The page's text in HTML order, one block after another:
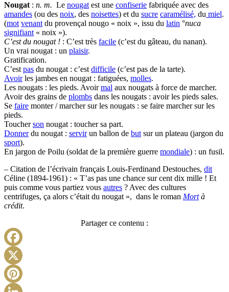
Nougat : n. m. Le nougat est une confiserie fabriquée avec des
amandes (ou des noix, des noisettes) et du sucre caramélisé, du miel.
(mot venant du provençal nougo « noix », issu du latin °nuca
signifiant « noix »).
C’est du nougat ! : C’est très facile (c’est du gâteau, du nanan).
Un vrai nougat : un plaisir.
Gratification.
C’est pas du nougat : c’est difficile (c’est pas de la tarte).
Avoirles jambes en nougat : fatiguées, molles.
Les nougats : les pieds. Avoirmal aux nougats à force de marcher.
Avoir des grains de plombs dans les nougats : avoir les pieds sales.
Se faire monter / marcher sur les nougats : se faire marcher sur les
pieds.
Toucherson nougat : toucher sa part.
Donnerdu nougat : servirun ballon de but sur un plateau (jargon du
sport).
En jargon de Poilu (soldat de la première guerre mondiale) : un fusil.
– Citation de l’écrivain français Louis-Ferdinand Destouches, dit
Céline (1894-1961) : « T’as pas une chance sur cent dix mille ! Et
puis comme vous partiez vous autres ? Avec des cultures
centrifuges, ça alors c’était du nougat », dans le roman Mortà
crédit.
Partager ce contenu :